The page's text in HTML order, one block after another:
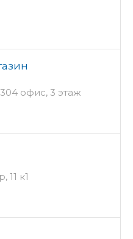
офис, 3 этаж
11 к1